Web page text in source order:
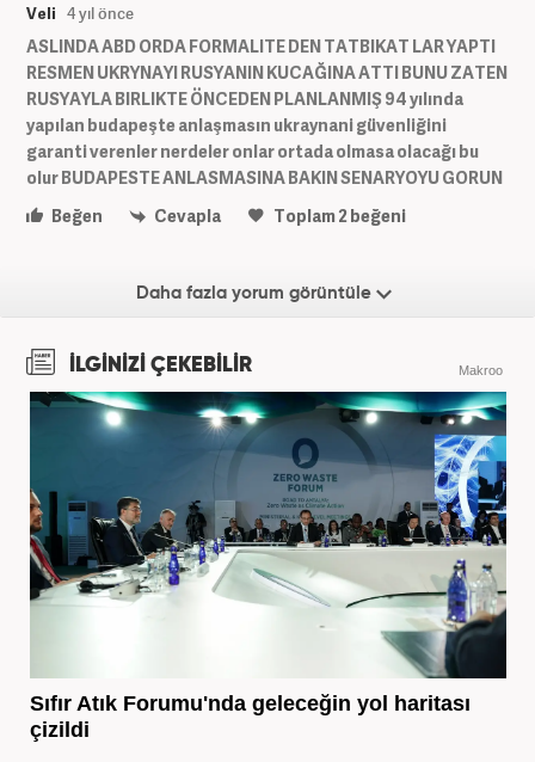
Veli 4 yıl önce
ASLINDA ABD ORDA FORMALITE DEN TATBIKAT LAR YAPTI
RESMEN UKRYNAYI RUSYANIN KUCAĞINA ATTI BUNU ZATEN
RUSYAYLA BIRLIKTE ÖNCEDEN PLANLANMIŞ 94 yılında
yapılan budapeşte anlaşmasın ukraynani güvenliğini
garanti verenler nerdeler onlar ortada olmasa olacağı bu
olur BUDAPESTE ANLASMASINA BAKIN SENARYOYU GORUN
Beğen
Cevapla Toplam2beğeni
Daha fazla yorum görüntüle
İLGİNİZİ ÇEKEBİLİR Makroo
Sıfır Atık Forumu'nda geleceğin yol haritası
çizildi